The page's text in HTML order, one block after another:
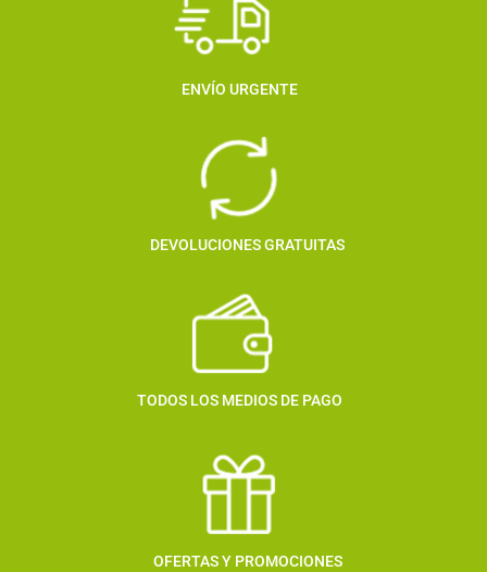
ENVÍO URGENTE
DEVOLUCIONES GRATUITAS
TODOS LOS MEDIOS DE PAGO
OFERTAS Y PROMOCIONES